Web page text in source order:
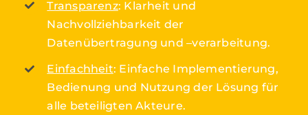
Transparenz: Klarheit und
Nachvollziehbarkeit der
Datenübertragung und –verarbeitung.
Einfachheit: Einfache Implementierung,
Bedienung und Nutzung der Lösung für
alle beteiligten Akteure.